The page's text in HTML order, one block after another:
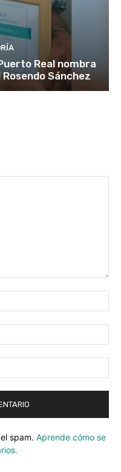
Real nombra
Sánchez
spam. Aprende cómo se